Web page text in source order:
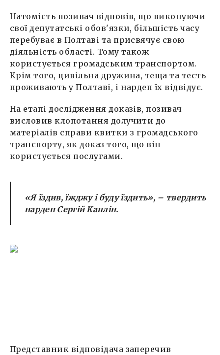
Натомість позивач відповів, що виконуючи
свої депутатські обов'язки, більшість часу
перебуває в Полтаві та присвячує свою
діяльність області. Тому також
користується громадським транспортом.
Крім того, цивільна дружина, теща та тесть
проживають у Полтаві, і нардеп їх відвідує.
На етапі дослідження доказів, позивач
висловив клопотання долучити до
матеріалів справи квитки з громадського
транспорту, як доказ того, що він
користується послугами.
«Я їздив, їжджу і буду їздить», – твердить
нардеп Сергій Каплін.
Представник відповідача заперечив